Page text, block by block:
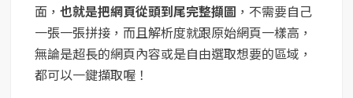
面，也就是把網頁從頭到尾完整擷圖 ，不需要自己
一張一張拼接，而且解析度就跟原始網頁一樣高，
無論是超長的網頁內容或是自由選取想要的區域，
都可以一鍵擷取喔！